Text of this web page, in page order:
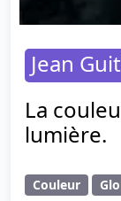
Jean
La
lumière.
Couleur